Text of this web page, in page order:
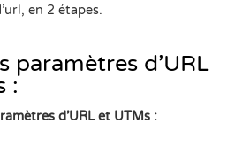
en 2 étapes.
paramètres d’URL
:
d’URL et UTMs :